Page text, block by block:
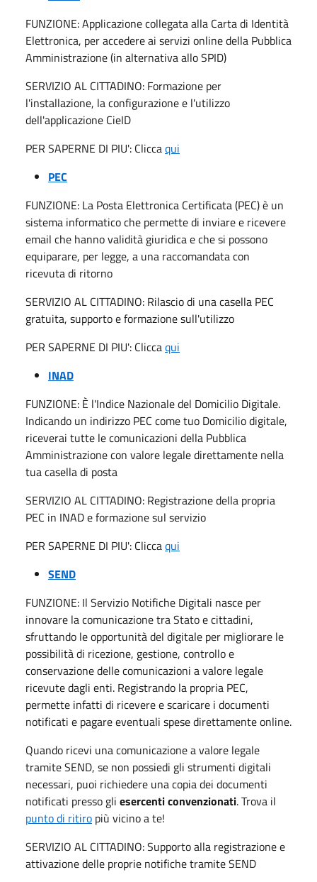
FUNZIONE: Applicazione collegata alla Carta di Identità
Elettronica, per accedere ai servizi online della Pubblica
Amministrazione (in alternativa allo SPID)
SERVIZIO AL CITTADINO: Formazione per
l'installazione, la configurazione e l'utilizzo
dell'applicazione CieID
PER SAPERNE DI PIU': Cliccaqui
PEC
FUNZIONE: La Posta Elettronica Certificata (PEC) è un
sistema informatico che permette di inviare e ricevere
email che hanno validità giuridica e che si possono
equiparare, per legge, a una raccomandata con
ricevuta di ritorno
SERVIZIO AL CITTADINO: Rilascio di una casella PEC
gratuita, supporto e formazione sull'utilizzo
PER SAPERNE DI PIU': Cliccaqui
INAD
FUNZIONE: È l'Indice Nazionale del Domicilio Digitale.
Indicando un indirizzo PEC come tuo Domicilio digitale,
riceverai tutte le comunicazioni della Pubblica
Amministrazione con valore legale direttamente nella
tua casella di posta
SERVIZIO AL CITTADINO: Registrazione della propria
PEC in INAD e formazione sul servizio
PER SAPERNE DI PIU': Cliccaqui
SEND
FUNZIONE: Il Servizio Notifiche Digitali nasce per
innovare la comunicazione tra Stato e cittadini,
sfruttando le opportunità del digitale per migliorare le
possibilità di ricezione, gestione, controllo e
conservazione delle comunicazioni a valore legale
ricevute dagli enti. Registrando la propria PEC,
permette infatti di ricevere e scaricare i documenti
notificati e pagare eventuali spese direttamente online.
Quando ricevi una comunicazione a valore legale
tramite SEND, se non possiedi gli strumenti digitali
necessari, puoi richiedere una copia dei documenti
notificati presso gli esercenti convenzionati. Trova il
punto di ritiro più vicino a te!
SERVIZIO AL CITTADINO: Supporto alla registrazione e
attivazione delle proprie notifiche tramite SEND